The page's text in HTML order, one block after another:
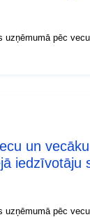
http://
uzņēmumā pēc
un
iedzīvotāju
uzņēmumā pēc